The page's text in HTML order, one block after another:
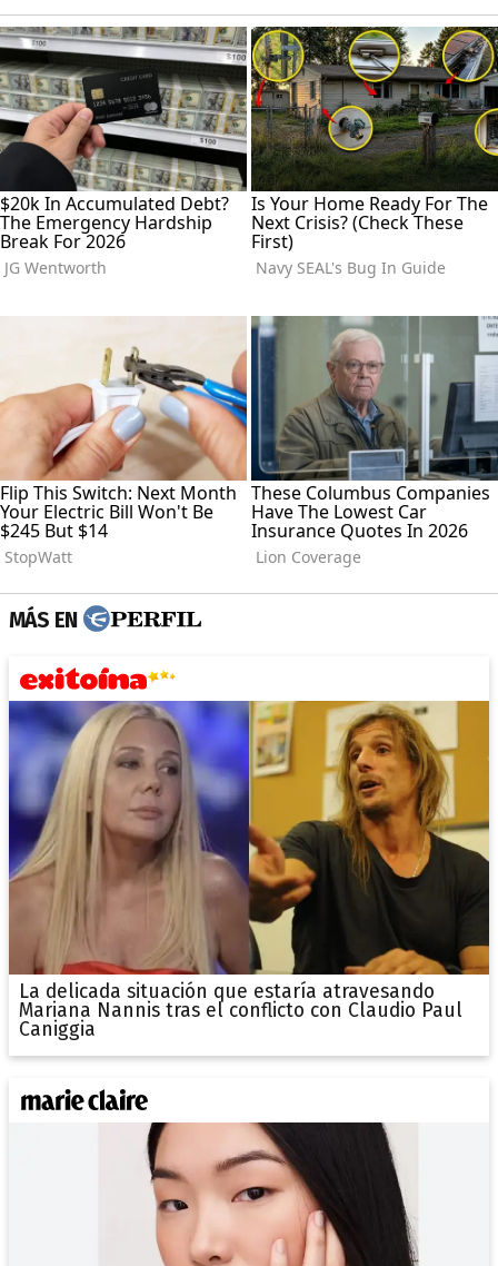
MÁS EN
La delicada situación que estaría atravesando
Mariana Nannis tras el conflicto con Claudio Paul
Caniggia